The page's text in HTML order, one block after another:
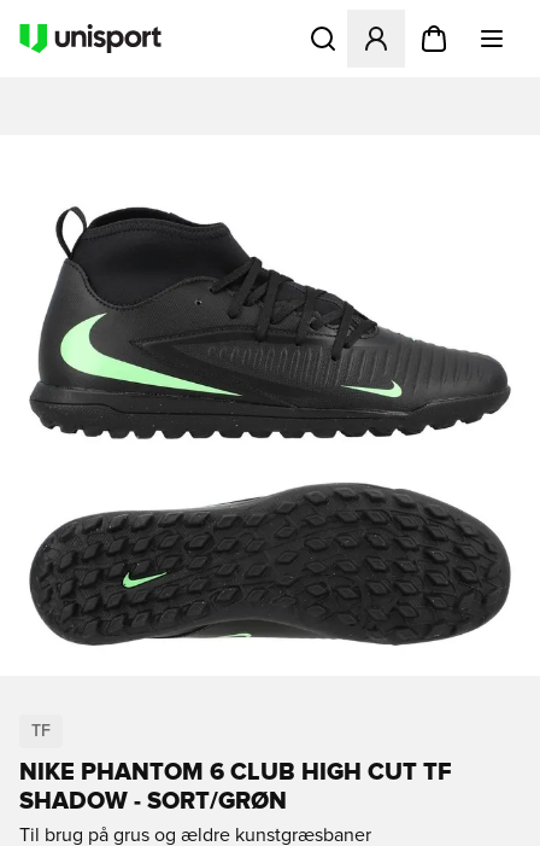
Åbner en Modal til at
TF
NIKE PHANTOM 6 CLUB HIGH CUT TF
SHADOW - SORT/GRØN
Til brug på grus og ældre kunstgræsbaner